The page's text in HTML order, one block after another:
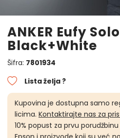
ANKER Eufy
Black+White
Šifra: 7801934
Lista želja ?
Kupovina je dostupna samo
licima. Kontaktirajte nas za
10% popust za prvu